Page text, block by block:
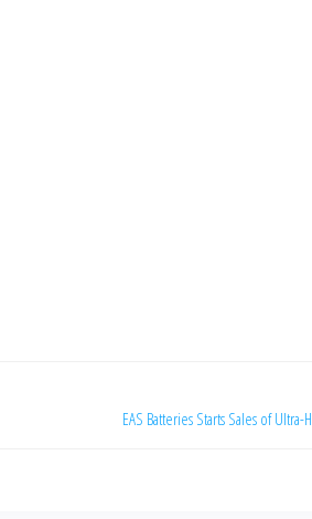
EAS Batteries Starts Sales of